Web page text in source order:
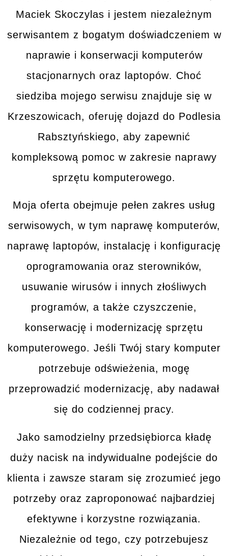
Maciek Skoczylas i jestem niezależnym
serwisantem z bogatym doświadczeniem w
naprawie i konserwacji komputerów
stacjonarnych oraz laptopów. Choć
siedziba mojego serwisu znajduje się w
Krzeszowicach, oferuję dojazd do Podlesia
Rabsztyńskiego, aby zapewnić
kompleksową pomoc w zakresie naprawy
sprzętu komputerowego.
Moja oferta obejmuje pełen zakres usług
serwisowych, w tym naprawę komputerów,
naprawę laptopów, instalację i konfigurację
oprogramowania oraz sterowników,
usuwanie wirusów i innych złośliwych
programów, a także czyszczenie,
konserwację i modernizację sprzętu
komputerowego. Jeśli Twój stary komputer
potrzebuje odświeżenia, mogę
przeprowadzić modernizację, aby nadawał
się do codziennej pracy.
Jako samodzielny przedsiębiorca kładę
duży nacisk na indywidualne podejście do
klienta i zawsze staram się zrozumieć jego
potrzeby oraz zaproponować najbardziej
efektywne i korzystne rozwiązania.
Niezależnie od tego, czy potrzebujesz